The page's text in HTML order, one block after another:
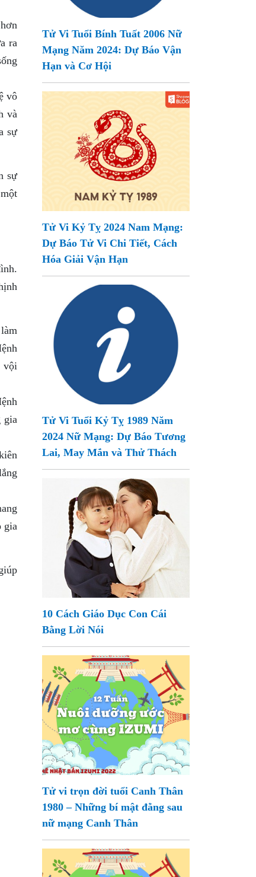
ra
vô
và
sự
sự
vội
gia
gia
Tử Vi Tuổi Bính Tuất 2006 Nữ
Mạng Năm 2024: Dự Báo Vận
Hạn và Cơ Hội
Tử Vi Kỷ Tỵ 2024 Nam Mạng:
Dự Báo Tử Vi Chi Tiết, Cách
Hóa Giải Vận Hạn
Tử Vi Tuổi Kỷ Tỵ 1989 Năm
2024 Nữ Mạng: Dự Báo Tương
Lai, May Mắn và Thử Thách
10 Cách Giáo Dục Con Cái
Bằng Lời Nói
Tử vi trọn đời tuổi Canh Thân
1980 – Những bí mật đằng sau
nữ mạng Canh Thân